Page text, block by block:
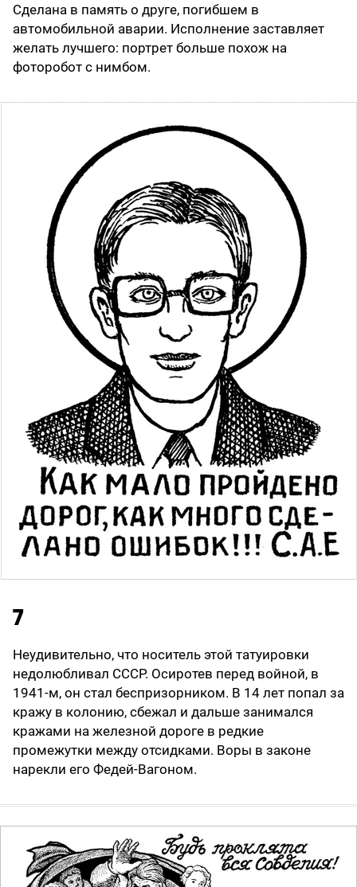
Сделана в память о друге, погибшем в
автомобильной аварии. Исполнение заставляет
желать лучшего: портрет больше похож на
фоторобот с нимбом.
7
Неудивительно, что носитель этой татуировки
недолюбливал СССР. Осиротев перед войной, в
1941-м, он стал беспризорником. В 14 лет попал за
кражу в колонию, сбежал и дальше занимался
кражами на железной дороге в редкие
промежутки между отсидками. Воры в законе
нарекли его Федей-Вагоном.